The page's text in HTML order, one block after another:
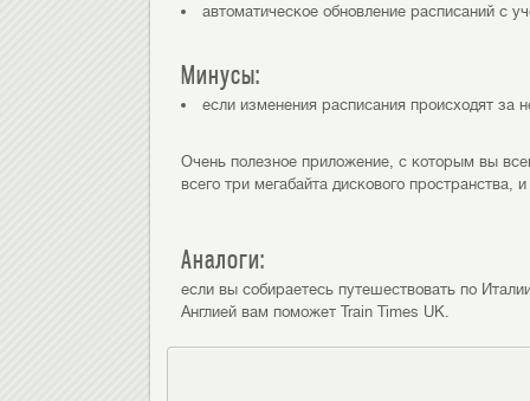
автоматическое обновление расписаний с
Минусы:
если изменения расписания происходят за
Очень полезное приложение, с которым вы
всего три мегабайта дискового пространства,
Аналоги:
если вы собираетесь путешествовать по
Англией вам поможет Train Times UK.